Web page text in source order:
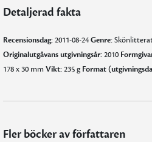
Detaljerad fakta
Recensionsdag:2011-08-24Genre:
Originalutgåvans utgivningsår:2010
178 x 30 mmVikt:235 g Format
Fler böcker av författaren